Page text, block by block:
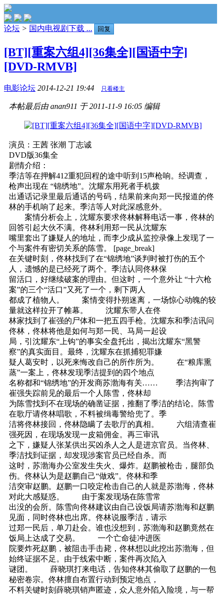
论坛 > 国内电视剧下载 ... 回复
[BT][重案六组4][36集全][国语中字]
[DVD-RMVB]
电影论坛 2014-12-21 19:44 只看楼主
本帖最后由 anan911 于 2011-11-9 16:05 编辑
演员：王茜 张潮 丁志诚
DVD版36集全
剧情介绍：
季洁等在押解412重犯回程的途中听到15声枪响。经调查，
枪声出现在 “锦绣地”。沈耀东用死者手机拨
出通话记录里最后通话的号码，结果前来向郑一民报道的佟
林的手机响了起来。季洁等人对此深感意外。
案情分析会上，沈耀东要求佟林解释电话一事，佟林的
回答引起大伙不满。佟林利用郑一民从沈耀东
嘴里套出了嫌疑人的地址，而李少成从监控录像上发现了一
个与案件有密切关系的陈雪。 [page_break]
在关键时刻，佟林找到了在“锦绣地”谈判时被打伤的五个
人，遗憾的是已经死了两个。季洁认同佟林保
留活口，好继续破案的理由。但这时，一个意外让 “十六枪
案”的三个“活口”又死了一个，剩下两人
都成了植物人。 案情变得扑朔迷离，一场惊心动魄的较
量就这样拉开了帷幕。 沈耀东带人在佟
林家找到了崔强的尸体和一把五四手枪。沈耀东和季洁讯问
佟林，佟林将他是如何与郑一民、马局一起设
局，引沈耀东“上钩”的事实全盘托出，揭出沈耀东“黑警
察”的真实面目。最终，沈耀东在抓捕犯罪嫌
疑人葛安时，以死来悔改自己的所作所为。 在“粮库熏
蒸”一案上，佟林发现季洁提到的四个地点
名称都和“锦绣地”的开发商苏渤海有关…… 季洁拘审了
崔强失踪前见的最后一个人陈雪，佟林却
为陈雪找到不在现场的确凿证据，推翻了季洁的结论。陈雪
在歌厅请佟林唱歌，不料被缉毒警给兜了。季
洁将佟林接回，佟林隐瞒了去歌厅的真相。 六组清查崔
强死因，在现场发现一皮箱佣金。再三审讯
之下，嫌疑人张某供出买凶杀人之人是进京官员。当佟林、
季洁找到证据，却发现涉案官员已经自杀。而
这时，苏渤海办公室发生失火、爆炸。赵鹏被枪击，腿部负
伤。佟林认为是赵鹏自己“做戏”。佟林和季
洁突审赵鹏。赵鹏一口咬定枪击自己的人就是苏渤海，佟林
对此大感疑惑。 由于案发现场在陈雪常
出没的会所。陈雪向佟林建议由自己设饭局请苏渤海和赵鹏
见面，同时佟林也出席。佟林说服季洁，请示
过郑一民后，单刀赴会。谁也没想到，苏渤海和赵鹏竟然在
饭局上达成了交易。 一个亡命徒冲进医
院要炸死赵鹏，被阻击手击毙，佟林想以此挖出苏渤海，但
始终证据不足。由于线索中断，案件再次陷入
谜团。 薛晓琪打来电话，告知佟林其偷取了赵鹏的一包
秘密卷宗。佟林擅自布置行动到预定地点，
不料关键时刻薛晓琪销声匿迹，众人意外陷入险境，与一帮